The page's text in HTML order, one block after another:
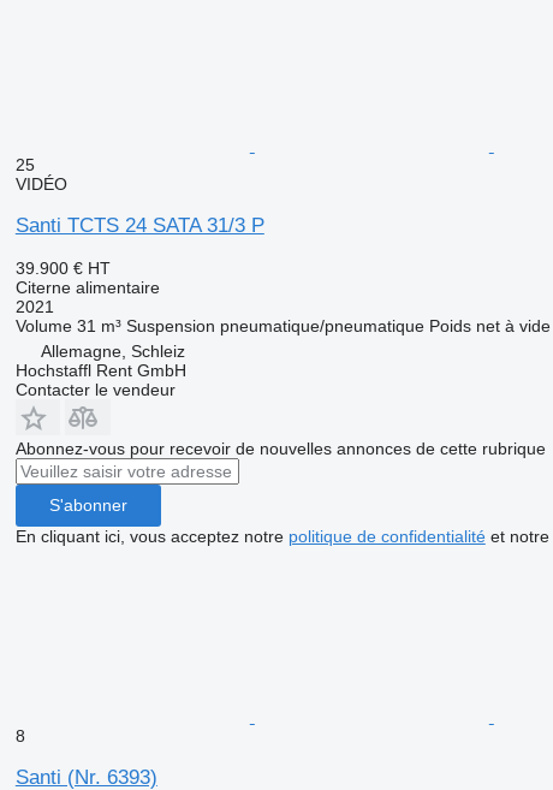
25
VIDÉO
Santi TCTS 24 SATA 31/3 P
39.900 € HT
Citerne alimentaire
2021
Volume 31 m³ Suspension pneumatique/pneumatique Poids net à vide
Allemagne, Schleiz
Hochstaffl Rent GmbH
Contacter le vendeur
Abonnez-vous pour recevoir de nouvelles annonces de cette rubrique
S'abonner
En cliquant ici, vous acceptez notre politique de confidentialitéet notre
8
Santi (Nr. 6393)